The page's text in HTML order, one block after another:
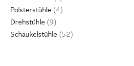
Polsterstühle
Drehstühle
Schaukelstühle